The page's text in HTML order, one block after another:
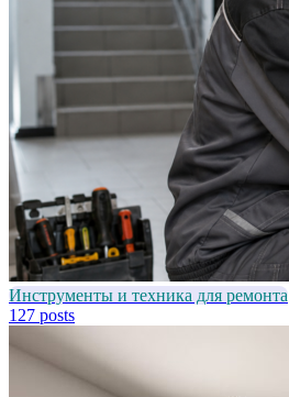
Инструменты и техника для ремонта
127 posts